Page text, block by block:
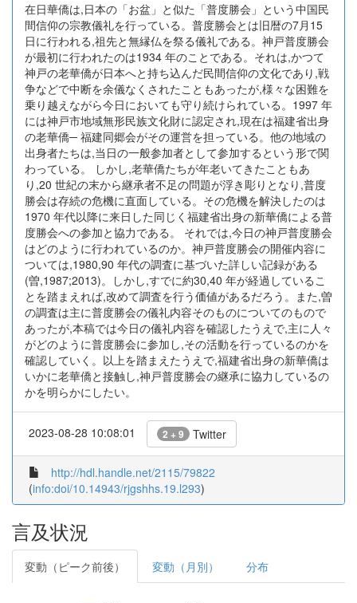
在日華僑は,日本の「お盆」と似た「普度勝会」という中国民
間信仰の宗教儀礼を行っている。普度勝会とは旧暦の7月15
日に行われる,祖先と無縁仏を祭る儀礼である。神戸普度勝会
が最初に行われたのは1934 年のことである。それは,かつて
神戸の老華僑が日本へと持ち込んだ民間信仰の文化であり,戦
争などで中断を余儀なくされたこともあったが,様々な困難を
乗り越えながら今日においても守り続けられている。1997 年
には神戸市地域無形民族文化財に認定され,現在は福建省出身
の老華僑─ 福建同郷会がその運営を担っている。他の地域の
出身者たちは,当日の一般参加者として参加するという形で関
わっている。 しかし,老華僑たちが年老いてきたこともあ
り,20 世紀の末から継承者不足の問題が浮き彫りとなり,普度
勝会は存続の危機に直面している。その危機を解決したのは
1970 年代以降に来日した同じく福建省出身の新華僑による普
度勝会への参加と協力である。 それでは,今日の神戸普度勝会
はどのように行われているのか。神戸普度勝会の開催内容に
ついては,1980,90 年代の調査に基づいた詳しい記録がある
(曽,1987;2013)。しかし,すでに約30,40 年が経過しているこ
とを踏まえれば,改めて調査を行う価値があるだろう。また,曽
の調査は主に普度勝会の儀礼内容そのものについてのもので
あったが,本稿では今日の儀礼内容を確認したうえで,主に人々
がどのように普度勝会に参加し,その活動を行っているのかを
確認していく。以上を踏まえたうえで,福建省出身の新華僑は
いかに老華僑と接触し,神戸普度勝会の継承に協力しているの
かを明らかにしたい。
2023-08-28 10:08:01 2 + 9 Twitter
http://hdl.handle.net/2115/79822
(info:doi/10.14943/rjgshhs.19.l293)
言及状況
変動（ピーク前後） 変動（月別） 分布